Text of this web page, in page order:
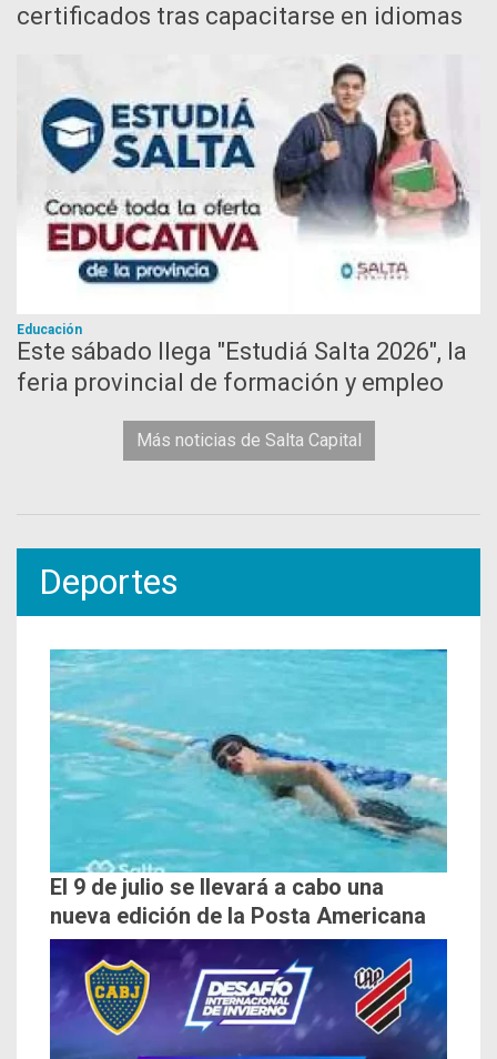
certificados tras capacitarse en idiomas
Educación
Este sábado llega "Estudiá Salta 2026", la
feria provincial de formación y empleo
Más noticias de Salta Capital
Deportes
El 9 de julio se llevará a cabo una
nueva edición de la Posta Americana